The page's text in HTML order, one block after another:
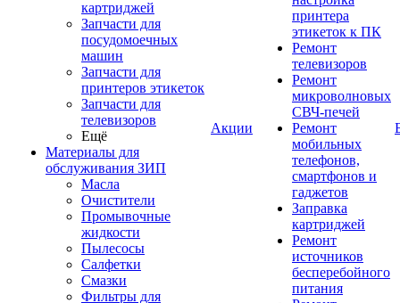
картриджей
Запчасти для
посудомоечных
машин
Запчасти для
принтеров этикеток
Запчасти для
телевизоров
Ещё
Материалы для
обслуживания ЗИП
Масла
Очистители
Промывочные
жидкости
Пылесосы
Салфетки
Смазки
Фильтры для
Акции
принтера
этикеток к ПК
Ремонт
телевизоров
Ремонт
микроволновых
СВЧ-печей
Ремонт
мобильных
телефонов,
смартфонов и
гаджетов
Заправка
картриджей
Ремонт
источников
бесперебойного
питания